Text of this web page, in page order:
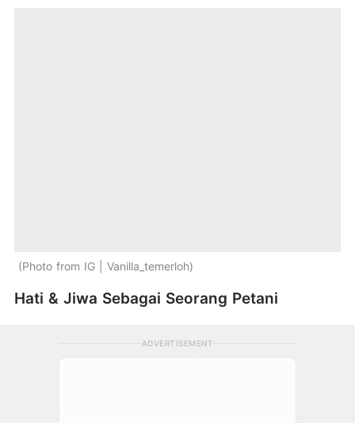
Photo from IG | Vanilla_temerloh
Hati & Jiwa Sebagai Seorang Petani
ADVERTISEMENT